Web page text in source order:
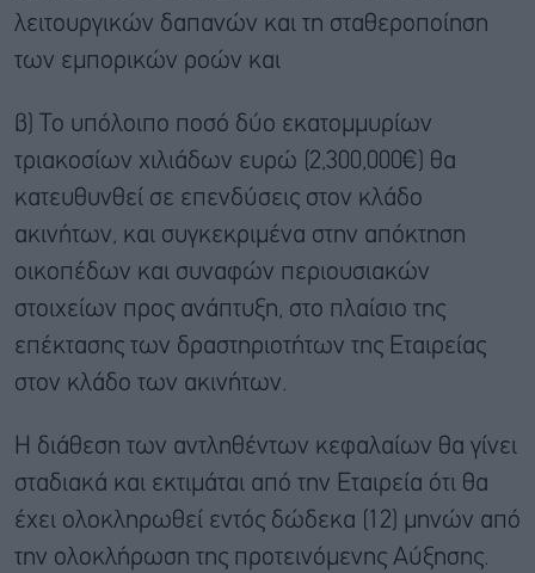
λειτουργικών δαπανών και τη σταθεροποίηση
των εμπορικών ροών και
β) Το υπόλοιπο ποσό δύο εκατομμυρίων
τριακοσίων χιλιάδων ευρώ (2,300,000€) θα
κατευθυνθεί σε επενδύσεις στον κλάδο
ακινήτων, και συγκεκριμένα στην απόκτηση
οικοπέδων και συναφών περιουσιακών
στοιχείων προς ανάπτυξη, στο πλαίσιο της
επέκτασης των δραστηριοτήτων της Εταιρείας
στον κλάδο των ακινήτων.
Η διάθεση των αντληθέντων κεφαλαίων θα γίνει
σταδιακά και εκτιμάται από την Εταιρεία ότι θα
έχει ολοκληρωθεί εντός δώδεκα (12) μηνών από
την ολοκλήρωση της προτεινόμενης Αύξησης.